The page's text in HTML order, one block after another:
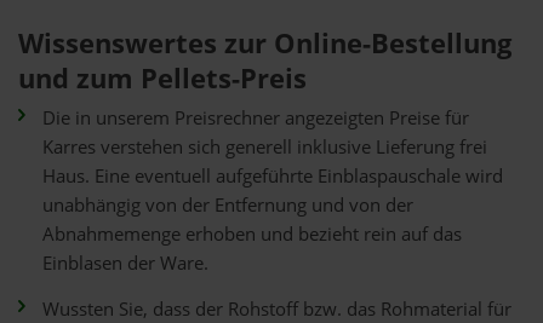
Wissenswertes zur Online-Bestellung
und zum Pellets-Preis
Die in unserem Preisrechner angezeigten Preise für
Karres verstehen sich generell inklusive Lieferung frei
Haus. Eine eventuell aufgeführte Einblaspauschale wird
unabhängig von der Entfernung und von der
Abnahmemenge erhoben und bezieht rein auf das
Einblasen der Ware.
Wussten Sie, dass der Rohstoff bzw. das Rohmaterial für